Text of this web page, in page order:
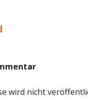
wird nicht